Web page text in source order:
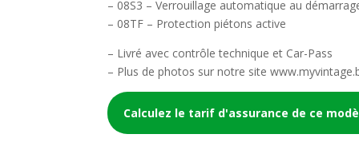
– 08S3 – Verrouillage automatique au
– 08TF – Protection piétons active
– Livré avec contrôle technique et Car-Pass
– Plus de photos sur notre site
Calculez le tarif d'assurance de ce